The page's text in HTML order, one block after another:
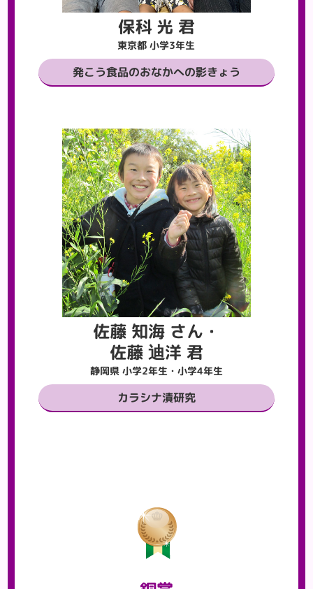
保科 光 君
東京都 小学3年生
発こう食品のおなかへの影きょう
佐藤 知海 さん・
佐藤 迪洋 君
静岡県 小学2年生・小学4年生
カラシナ漬研究